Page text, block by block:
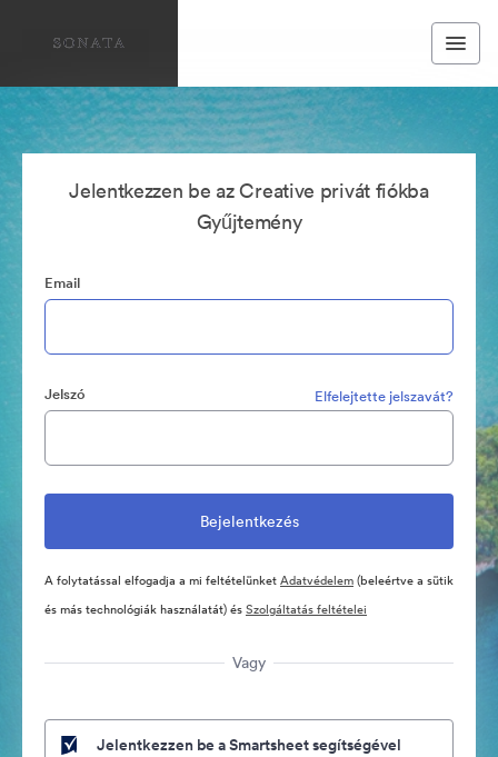
Jelentkezzen be az Creative privát fiókba
Gyűjtemény
Email
Jelszó Elfelejtette jelszavát?
A folytatással elfogadja a mi feltételünketAdatvédelem(beleértve a sütik
és más technológiák használatát) ésSzolgáltatás feltételei
Vagy
Jelentkezzen be a Smartsheet segítségével